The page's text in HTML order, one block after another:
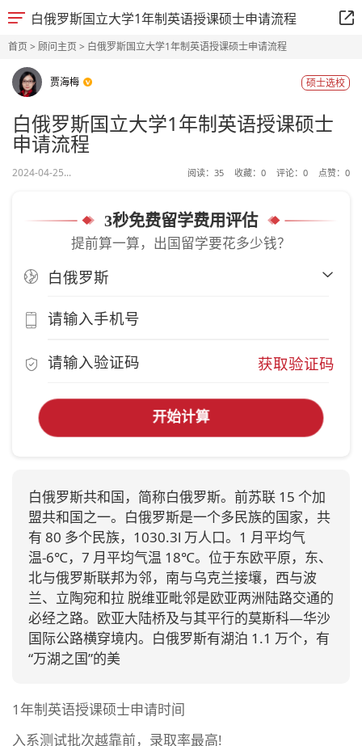
白俄罗斯国立大学1年制英语授课硕士申请流程
首页> 顾问主页> 白俄罗斯国立大学1年制英语授课硕士申请流程
贾海梅 硕士选校
白俄罗斯国立大学1年制英语授课硕士
申请流程
2024-04-25... 阅读： 35 收藏： 0 评论： 0 点赞： 0
3秒免费留学费用评估
提前算一算，出国留学要花多少钱？
获取验证码
开始计算
白俄罗斯共和国，简称白俄罗斯。前苏联 15 个加
盟共和国之一。白俄罗斯是一个多民族的国家，共
有 80 多个民族，1030.3l 万人口。1 月平均气
温-6℃，7 月平均气温 18℃。位于东欧平原，东、
北与俄罗斯联邦为邻，南与乌克兰接壤，西与波
兰、立陶宛和拉 脱维亚毗邻是欧亚两洲陆路交通的
必经之路。欧亚大陆桥及与其平行的莫斯科—华沙
国际公路横穿境内。白俄罗斯有湖泊 1.1 万个，有
“万湖之国”的美
1年制英语授课硕士申请时间
入系测试批次越靠前，录取率最高!